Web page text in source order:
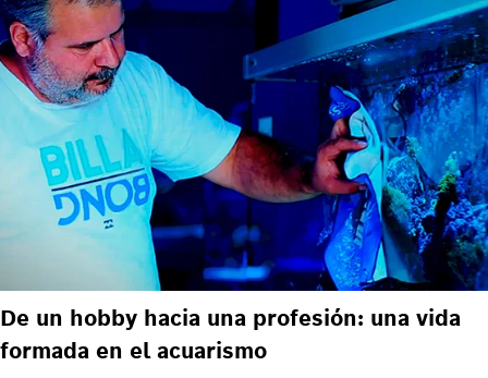
De un hobby hacia una profesión: una vida
formada en el acuarismo